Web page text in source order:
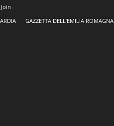
GAZZETTA DELL’EMILIA ROMAGNA